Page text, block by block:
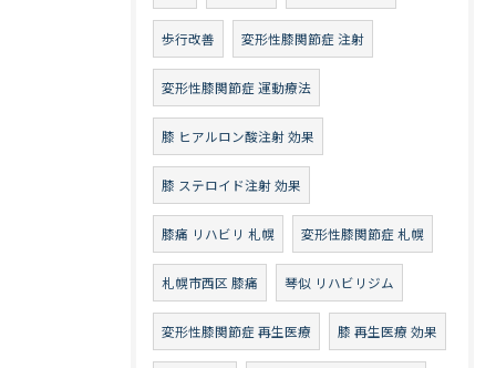
歩行改善 変形性膝関節症 注射
変形性膝関節症 運動療法
膝 ヒアルロン酸注射 効果
膝 ステロイド注射 効果
膝痛 リハビリ 札幌 変形性膝関節症 札幌
札幌市西区 膝痛 琴似 リハビリジム
変形性膝関節症 再生医療 膝 再生医療 効果